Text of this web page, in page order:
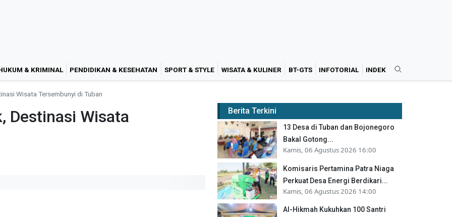
& KRIMINAL PENDIDIKAN & KESEHATAN SPORT & STYLE WISATA & KULINER BT-GTS INFOTORIAL INDEK
Wisata Tersembunyi di Tuban
Destinasi Wisata
Berita Terkini
13 Desa di Tuban dan Bojonegoro
Bakal Gotong...
Kamis, 06 Agustus 2026 16:00
Komisaris Pertamina Patra Niaga
Perkuat Desa Energi Berdikari...
Kamis, 06 Agustus 2026 14:00
Al-Hikmah Kukuhkan 100 Santri